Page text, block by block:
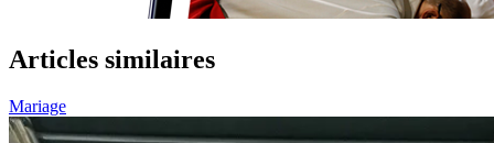
Articles similaires
Mariage